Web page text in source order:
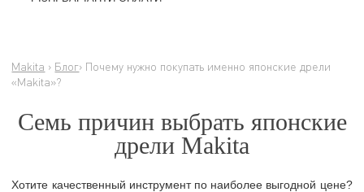
Makita › Блог› Почему нужно покупать именно японские дрели
«Makita»?
Семь причин выбрать японские
дрели Makita
Хотите качественный инструмент по наиболее выгодной цене?